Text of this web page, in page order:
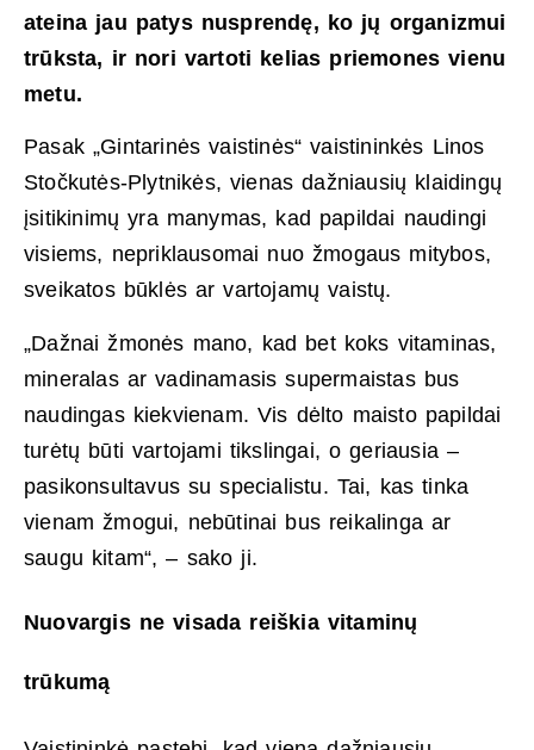
ateina jau patys nusprendę, ko jų organizmui
trūksta, ir nori vartoti kelias priemones vienu
metu.
Pasak „Gintarinės vaistinės“ vaistininkės Linos
Stočkutės-Plytnikės, vienas dažniausių klaidingų
įsitikinimų yra manymas, kad papildai naudingi
visiems, nepriklausomai nuo žmogaus mitybos,
sveikatos būklės ar vartojamų vaistų.
„Dažnai žmonės mano, kad bet koks vitaminas,
mineralas ar vadinamasis supermaistas bus
naudingas kiekvienam. Vis dėlto maisto papildai
turėtų būti vartojami tikslingai, o geriausia –
pasikonsultavus su specialistu. Tai, kas tinka
vienam žmogui, nebūtinai bus reikalinga ar
saugu kitam“, – sako ji.
Nuovargis ne visada reiškia vitaminų
trūkumą